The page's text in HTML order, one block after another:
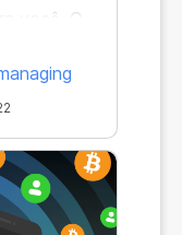
você. O